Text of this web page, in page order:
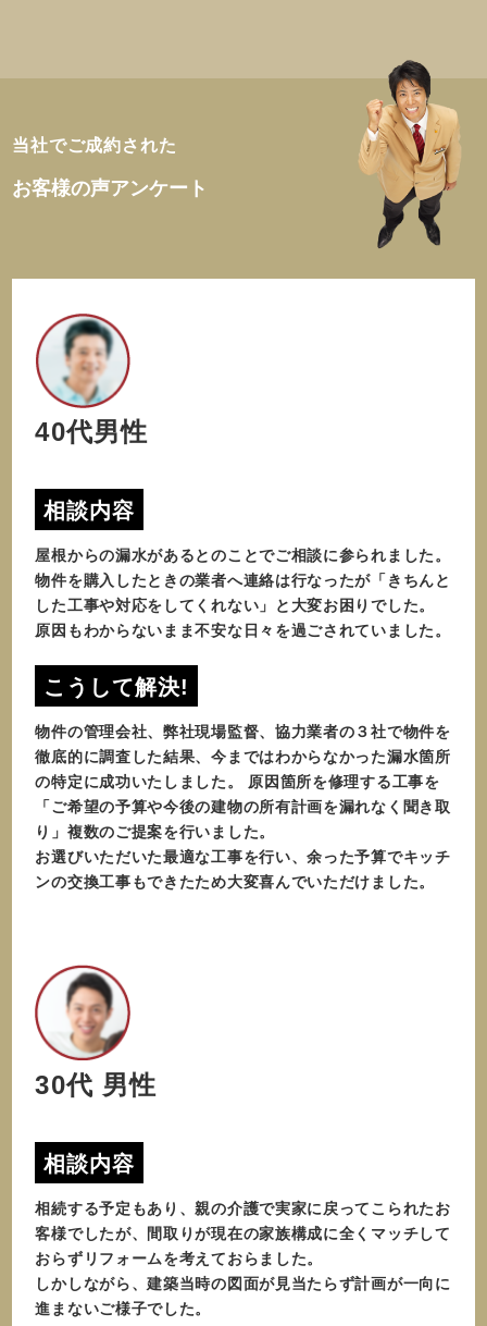
当社でご成約された
お客様の声アンケート
40代男性
相談内容
屋根からの漏水があるとのことでご相談に参られました。
物件を購入したときの業者へ連絡は行なったが「きちんと
した工事や対応をしてくれない」と大変お困りでした。
原因もわからないまま不安な日々を過ごされていました。
こうして解決!
物件の管理会社、弊社現場監督、協力業者の３社で物件を
徹底的に調査した結果、今まではわからなかった漏水箇所
の特定に成功いたしました。 原因箇所を修理する工事を
「ご希望の予算や今後の建物の所有計画を漏れなく聞き取
り」複数のご提案を行いました。
お選びいただいた最適な工事を行い、余った予算でキッチ
ンの交換工事もできたため大変喜んでいただけました。
30代 男性
相談内容
相続する予定もあり、親の介護で実家に戻ってこられたお
客様でしたが、間取りが現在の家族構成に全くマッチして
おらずリフォームを考えておらました。
しかしながら、建築当時の図面が見当たらず計画が一向に
進まないご様子でした。